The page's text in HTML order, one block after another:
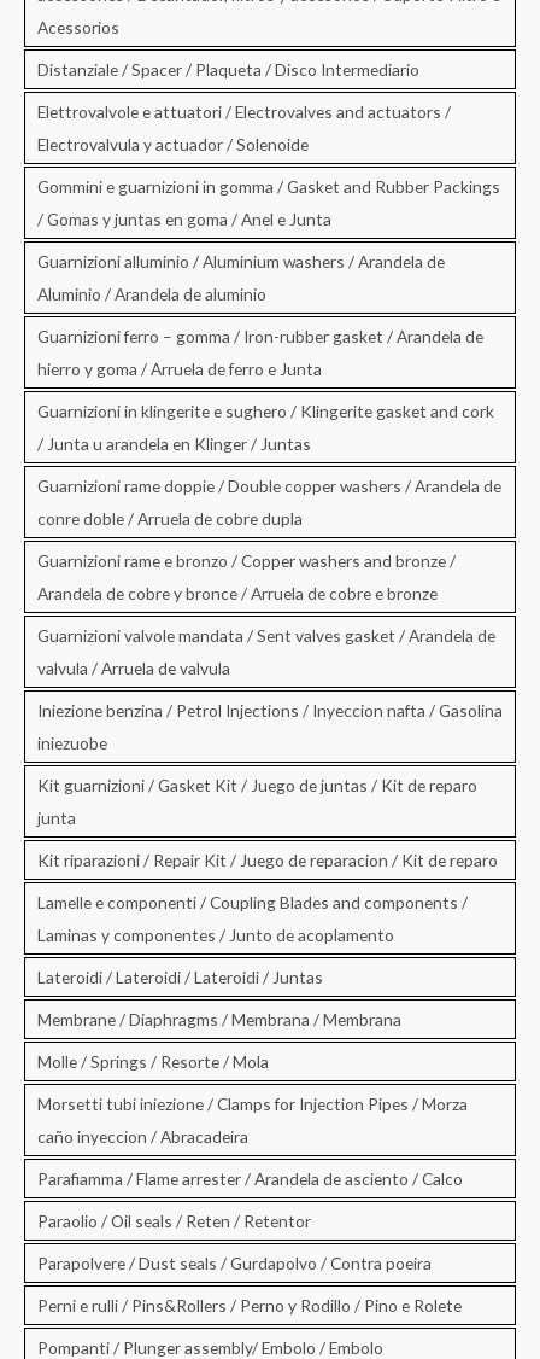
Acessorios
Distanziale / Spacer / Plaqueta / Disco Intermediario
Elettrovalvole e attuatori / Electrovalves and actuators /
Electrovalvula y actuador / Solenoide
Gommini e guarnizioni in gomma / Gasket and Rubber Packings
/ Gomas y juntas en goma / Anel e Junta
Guarnizioni alluminio / Aluminium washers / Arandela de
Aluminio / Arandela de aluminio
Guarnizioni ferro – gomma / Iron-rubber gasket / Arandela de
hierro y goma / Arruela de ferro e Junta
Guarnizioni in klingerite e sughero / Klingerite gasket and cork
/ Junta u arandela en Klinger / Juntas
Guarnizioni rame doppie / Double copper washers / Arandela de
conre doble / Arruela de cobre dupla
Guarnizioni rame e bronzo / Copper washers and bronze /
Arandela de cobre y bronce / Arruela de cobre e bronze
Guarnizioni valvole mandata / Sent valves gasket / Arandela de
valvula / Arruela de valvula
Iniezione benzina / Petrol Injections / Inyeccion nafta / Gasolina
iniezuobe
Kit guarnizioni / Gasket Kit / Juego de juntas / Kit de reparo
junta
Kit riparazioni / Repair Kit / Juego de reparacion / Kit de reparo
Lamelle e componenti / Coupling Blades and components /
Laminas y componentes / Junto de acoplamento
Lateroidi / Lateroidi / Lateroidi / Juntas
Membrane / Diaphragms / Membrana / Membrana
Molle / Springs / Resorte / Mola
Morsetti tubi iniezione / Clamps for Injection Pipes / Morza
caño inyeccion / Abracadeira
Parafiamma / Flame arrester / Arandela de asciento / Calco
Paraolio / Oil seals / Reten / Retentor
Parapolvere / Dust seals / Gurdapolvo / Contra poeira
Perni e rulli / Pins&Rollers / Perno y Rodillo / Pino e Rolete
Pompanti / Plunger assembly/ Embolo / Embolo